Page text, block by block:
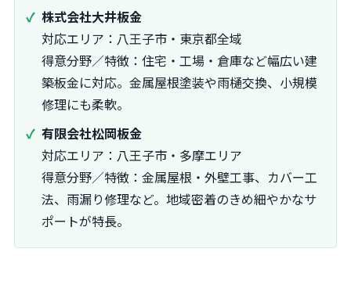
株式会社大井板金
対応エリア：八王子市・東京都全域
得意分野／特徴：住宅・工場・倉庫など幅広い建
築板金に対応。金属屋根塗装や雨樋交換、小規模
修理にも柔軟。
有限会社松岡板金
対応エリア：八王子市・多摩エリア
得意分野／特徴：金属屋根・外壁工事、カバー工
法、雨漏り修理など。地域密着のきめ細やかなサ
ポートが特長。